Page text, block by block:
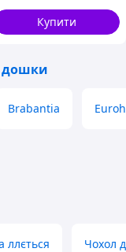
Купити
дошки
Brabantia
ллється Чохол